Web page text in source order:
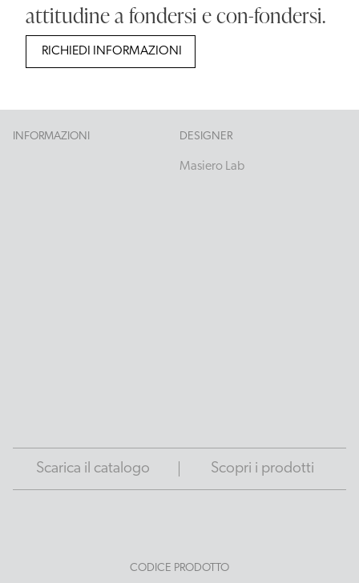
attitudine a fondersi e con-fondersi.
RICHIEDI INFORMAZIONI
INFORMAZIONI DESIGNER
Masiero Lab
Scarica il catalogo Scopri i prodotti
CODICE PRODOTTO